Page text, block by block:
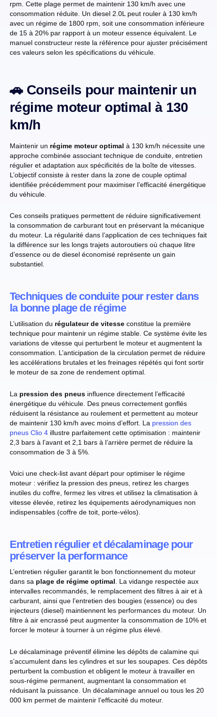
rpm. Cette plage permet de maintenir 130 km/h avec une
consommation réduite. Un diesel 2.0L peut rouler à 130 km/h
avec un régime de 1800 rpm, soit une consommation inférieure
de 15 à 20% par rapport à un moteur essence équivalent. Le
manuel constructeur reste la référence pour ajuster précisément
ces valeurs selon les spécifications du véhicule.
🚗 Conseils pour maintenir un
régime moteur optimal à 130
km/h
Maintenir un régime moteur optimal à 130 km/h nécessite une
approche combinée associant technique de conduite, entretien
régulier et adaptation aux spécificités de la boîte de vitesses.
L’objectif consiste à rester dans la zone de couple optimal
identifiée précédemment pour maximiser l’efficacité énergétique
du véhicule.
Ces conseils pratiques permettent de réduire significativement
la consommation de carburant tout en préservant la mécanique
du moteur. La régularité dans l’application de ces techniques fait
la différence sur les longs trajets autoroutiers où chaque litre
d’essence ou de diesel économisé représente un gain
substantiel.
Techniques de conduite pour rester dans
la bonne plage de régime
L’utilisation du régulateur de vitesse constitue la première
technique pour maintenir un régime stable. Ce système évite les
variations de vitesse qui perturbent le moteur et augmentent la
consommation. L’anticipation de la circulation permet de réduire
les accélérations brutales et les freinages répétés qui font sortir
le moteur de sa zone de rendement optimal.
La pression des pneus influence directement l’efficacité
énergétique du véhicule. Des pneus correctement gonflés
réduisent la résistance au roulement et permettent au moteur
de maintenir 130 km/h avec moins d’effort. La pression des
pneus Clio 4 illustre parfaitement cette optimisation : maintenir
2,3 bars à l’avant et 2,1 bars à l’arrière permet de réduire la
consommation de 3 à 5%.
Voici une check-list avant départ pour optimiser le régime
moteur : vérifiez la pression des pneus, retirez les charges
inutiles du coffre, fermez les vitres et utilisez la climatisation à
vitesse élevée, retirez les équipements aérodynamiques non
indispensables (coffre de toit, porte-vélos).
Entretien régulier et décalaminage pour
préserver la performance
L’entretien régulier garantit le bon fonctionnement du moteur
dans sa plage de régime optimal . La vidange respectée aux
intervalles recommandés, le remplacement des filtres à air et à
carburant, ainsi que l’entretien des bougies (essence) ou des
injecteurs (diesel) maintiennent les performances du moteur. Un
filtre à air encrassé peut augmenter la consommation de 10% et
forcer le moteur à tourner à un régime plus élevé.
Le décalaminage préventif élimine les dépôts de calamine qui
s’accumulent dans les cylindres et sur les soupapes. Ces dépôts
perturbent la combustion et obligent le moteur à travailler en
sous-régime permanent, augmentant la consommation et
réduisant la puissance. Un décalaminage annuel ou tous les 20
000 km permet de maintenir l’efficacité du moteur.